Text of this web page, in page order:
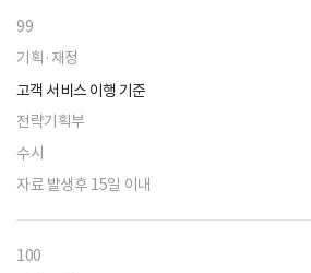
99
기획·재정
고객 서비스 이행 기준
전략기획부
수시
자료 발생후 15일 이내
100